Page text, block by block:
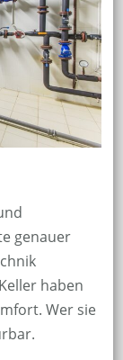
genauer
haben
Wer sie